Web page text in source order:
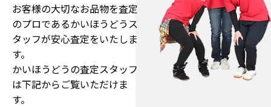
お客様の大切なお品物を査定
のプロであるかいほうどうス
タッフが安心査定をいたしま
す。
かいほうどうの査定スタッフ
は下記からご覧いただけま
す。